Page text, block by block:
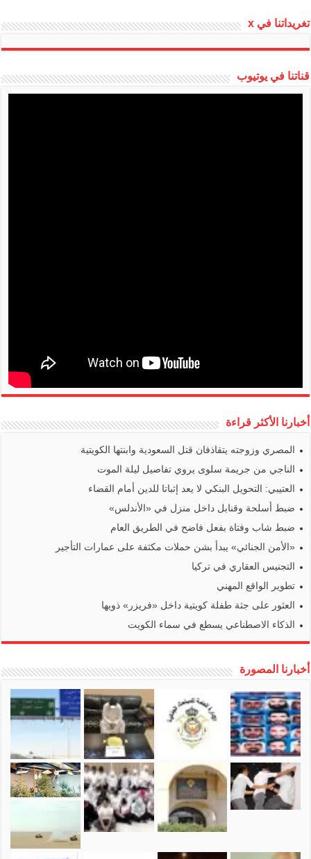
تغريداتنا في x
قناتنا في يوتيوب
أخبارنا الأكثر قراءة
المصري وزوجته يتقاذفان قتل السعودية وابنتها الكويتية
الناجي من جريمة سلوى يروي تفاصيل ليلة الموت
العتيبي: التحويل البنكي لا يعد إثباتا للدين أمام القضاء
ضبط أسلحة وقنابل داخل منزل في «الأندلس»
ضبط شاب وفتاة بفعل فاضح في الطريق العام
«الأمن الجنائي» يبدأ بشن حملات مكثفة على عمارات التأجير
التجنيس العقاري في تركيا
تطوير الواقع المهني
العثور على جثة طفلة كويتية داخل «فريزر» ذويها
الذكاء الاصطناعي يسطع في سماء الكويت
أخبارنا المصورة